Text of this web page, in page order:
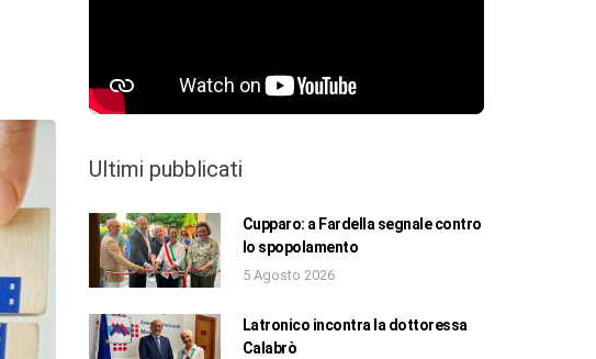
Ultimi pubblicati
Cupparo: a Fardella segnale contro
lo spopolamento
5 Agosto 2026
Latronico incontra la dottoressa
Calabrò